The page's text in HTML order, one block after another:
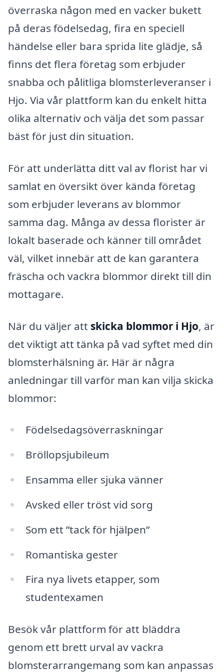
överraska någon med en vacker bukett
på deras födelsedag, fira en speciell
händelse eller bara sprida lite glädje, så
finns det flera företag som erbjuder
snabba och pålitliga blomsterleveranser i
Hjo. Via vår plattform kan du enkelt hitta
olika alternativ och välja det som passar
bäst för just din situation.
För att underlätta ditt val av florist har vi
samlat en översikt över kända företag
som erbjuder leverans av blommor
samma dag. Många av dessa florister är
lokalt baserade och känner till området
väl, vilket innebär att de kan garantera
fräscha och vackra blommor direkt till din
mottagare.
När du väljer att skicka blommor i Hjo, är
det viktigt att tänka på vad syftet med din
blomsterhälsning är. Här är några
anledningar till varför man kan vilja skicka
blommor:
Födelsedagsöverraskningar
Bröllopsjubileum
Ensamma eller sjuka vänner
Avsked eller tröst vid sorg
Som ett ”tack för hjälpen”
Romantiska gester
Fira nya livets etapper, som
studentexamen
Besök vår plattform för att bläddra
genom ett brett urval av vackra
blomsterarrangemang som kan anpassas